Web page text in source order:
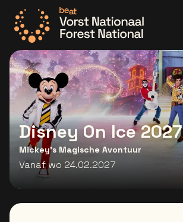
Ga naar de homepage
Disney On Ice 2027
Mickey's Magische Avontuur
Vanaf wo 24.02.2027